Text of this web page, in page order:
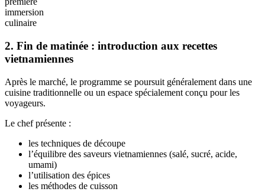
immersion
culinaire
2. Fin de matinée : introduction aux recettes
vietnamiennes
Après le marché, le programme se poursuit généralement dans une
cuisine traditionnelle ou un espace spécialement conçu pour les
voyageurs.
Le chef présente :
les techniques de découpe
l’équilibre des saveurs vietnamiennes (salé, sucré, acide,
umami)
l’utilisation des épices
les méthodes de cuisson